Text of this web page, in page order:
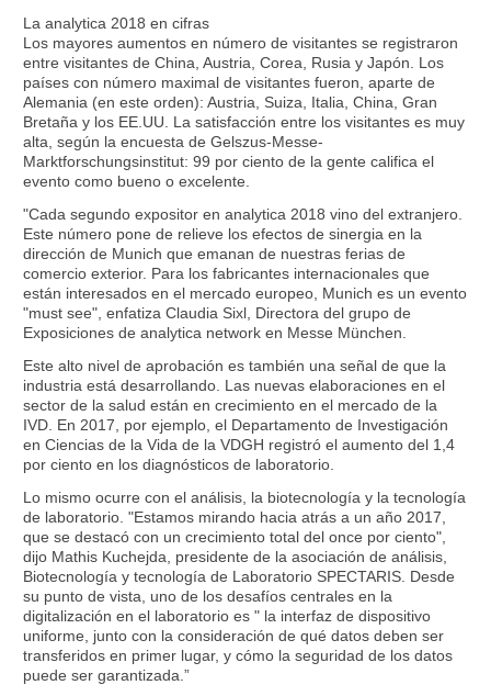
La analytica 2018 en cifras
Los mayores aumentos en número de visitantes se registraron
entre visitantes de China, Austria, Corea, Rusia y Japón. Los
países con número maximal de visitantes fueron, aparte de
Alemania (en este orden): Austria, Suiza, Italia, China, Gran
Bretaña y los EE.UU. La satisfacción entre los visitantes es muy
alta, según la encuesta de Gelszus-Messe-
Marktforschungsinstitut: 99 por ciento de la gente califica el
evento como bueno o excelente.
"Cada segundo expositor en analytica 2018 vino del extranjero.
Este número pone de relieve los efectos de sinergia en la
dirección de Munich que emanan de nuestras ferias de
comercio exterior. Para los fabricantes internacionales que
están interesados en el mercado europeo, Munich es un evento
"must see", enfatiza Claudia Sixl, Directora del grupo de
Exposiciones de analytica network en Messe München.
Este alto nivel de aprobación es también una señal de que la
industria está desarrollando. Las nuevas elaboraciones en el
sector de la salud están en crecimiento en el mercado de la
IVD. En 2017, por ejemplo, el Departamento de Investigación
en Ciencias de la Vida de la VDGH registró el aumento del 1,4
por ciento en los diagnósticos de laboratorio.
Lo mismo ocurre con el análisis, la biotecnología y la tecnología
de laboratorio. "Estamos mirando hacia atrás a un año 2017,
que se destacó con un crecimiento total del once por ciento",
dijo Mathis Kuchejda, presidente de la asociación de análisis,
Biotecnología y tecnología de Laboratorio SPECTARIS. Desde
su punto de vista, uno de los desafíos centrales en la
digitalización en el laboratorio es " la interfaz de dispositivo
uniforme, junto con la consideración de qué datos deben ser
transferidos en primer lugar, y cómo la seguridad de los datos
puede ser garantizada.”